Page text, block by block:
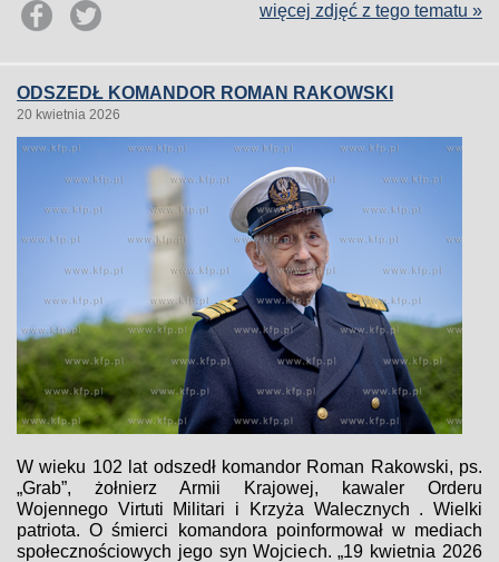
więcej zdjęć z tego tematu »
ODSZEDŁ KOMANDOR ROMAN RAKOWSKI
20 kwietnia 2026
W wieku 102 lat odszedł komandor Roman Rakowski, ps.
„Grab”, żołnierz Armii Krajowej, kawaler Orderu
Wojennego Virtuti Militari i Krzyża Walecznych . Wielki
patriota. O śmierci komandora poinformował w mediach
społecznościowych jego syn Wojciech. „19 kwietnia 2026